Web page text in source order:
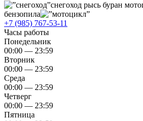
снегоход рысь буран
бензопила
+7 (985) 767-53-11
Часы работы
Понедельник
00:00 — 23:59
Вторник
00:00 — 23:59
Среда
00:00 — 23:59
Четверг
00:00 — 23:59
Пятница